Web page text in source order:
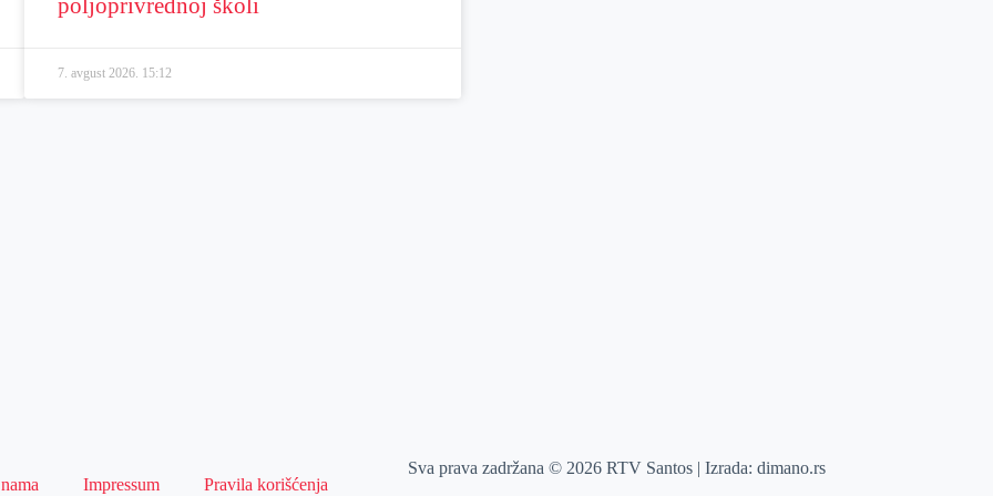
poljoprivrednoj školi
7. avgust 2026. 15:12
Impressum Pravila korišćenja
Sva prava zadržana © 2026 RTV Santos | Izrada:dimano.rs